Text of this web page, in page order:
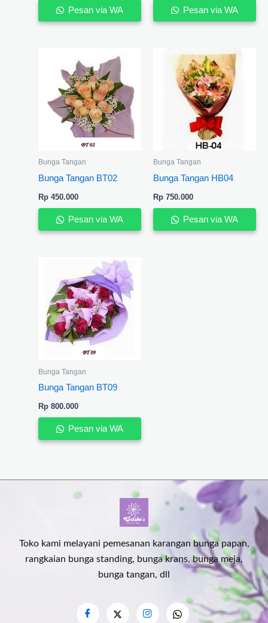
Pesan via WA Pesan via WA
Bunga Tangan
Bunga Tangan BT02
Rp450.000
Pesan via WA
Bunga Tangan
Bunga Tangan HB04
Rp750.000
Pesan via WA
Bunga Tangan
Bunga Tangan BT09
Rp800.000
Pesan via WA
Toko kami melayani pemesanan karangan bunga papan,
rangkaian bunga standing, bunga krans, bunga meja,
bunga tangan, dll